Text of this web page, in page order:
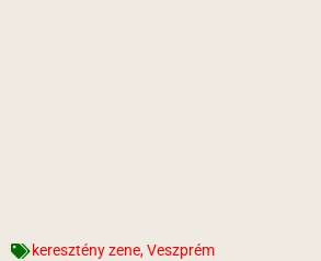
keresztény zene,Veszprém